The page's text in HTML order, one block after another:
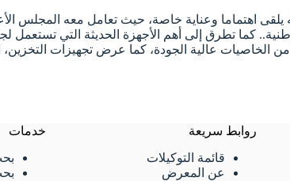
اهتماما وعناية خاصة، حيث تعامل معه المجلس
كما تطرق إلى أهم الأجهزة الحديثة التي
روابط سريعة
قائمة التوكيلات
عن المعرض
خدمات